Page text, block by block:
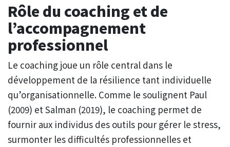
Rôle du coaching et de
l’accompagnement
professionnel
Le coaching joue un rôle central dans le
développement de la résilience tant individuelle
qu’organisationnelle. Comme le soulignent Paul
(2009) et Salman (2019), le coaching permet de
fournir aux individus des outils pour gérer le stress,
surmonter les difficultés professionnelles et